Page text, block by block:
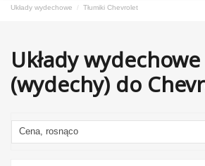
Układy wydechowe Tłumiki Chevrolet
Układy
(wydechy) do
Cena, rosnąco